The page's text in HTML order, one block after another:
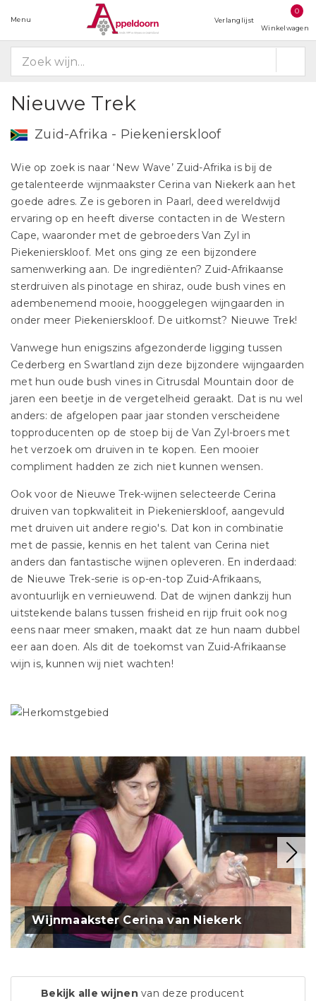
Menu Verlanglijst
0
Winkelwagen
Nieuwe Trek
Zuid-Afrika - Piekenierskloof
Wie op zoek is naar ‘New Wave’ Zuid-Afrika is bij de
getalenteerde wijnmaakster Cerina van Niekerk aan het
goede adres. Ze is geboren in Paarl, deed wereldwijd
ervaring op en heeft diverse contacten in de Western
Cape, waaronder met de gebroeders Van Zyl in
Piekenierskloof. Met ons ging ze een bijzondere
samenwerking aan. De ingrediënten? Zuid-Afrikaanse
sterdruiven als pinotage en shiraz, oude bush vines en
adembenemend mooie, hooggelegen wijngaarden in
onder meer Piekenierskloof. De uitkomst? Nieuwe Trek!
Vanwege hun enigszins afgezonderde ligging tussen
Cederberg en Swartland zijn deze bijzondere wijngaarden
met hun oude bush vines in Citrusdal Mountain door de
jaren een beetje in de vergetelheid geraakt. Dat is nu wel
anders: de afgelopen paar jaar stonden verscheidene
topproducenten op de stoep bij de Van Zyl-broers met
het verzoek om druiven in te kopen. Een mooier
compliment hadden ze zich niet kunnen wensen.
Ook voor de Nieuwe Trek-wijnen selecteerde Cerina
druiven van topkwaliteit in Piekenierskloof, aangevuld
met druiven uit andere regio's. Dat kon in combinatie
met de passie, kennis en het talent van Cerina niet
anders dan fantastische wijnen opleveren. En inderdaad:
de Nieuwe Trek-serie is op-en-top Zuid-Afrikaans,
avontuurlijk en vernieuwend. Dat de wijnen dankzij hun
uitstekende balans tussen frisheid en rijp fruit ook nog
eens naar meer smaken, maakt dat ze hun naam dubbel
eer aan doen. Als dit de toekomst van Zuid-Afrikaanse
wijn is, kunnen wij niet wachten!
Wijnmaakster Cerina van Niekerk
Bekijk alle wijnen van deze producent